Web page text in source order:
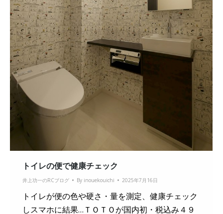
トイレの便で健康チェック
井上功一のRCブログ By inouekouichi 2025年7月16日
トイレが便の色や硬さ・量を測定、健康チェック
しスマホに結果…ＴＯＴＯが国内初・税込み４９